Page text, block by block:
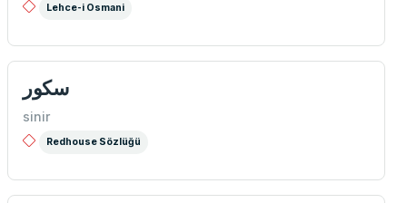
Lehce-i Osmani
سكور
sinir
Redhouse Sözlüğü